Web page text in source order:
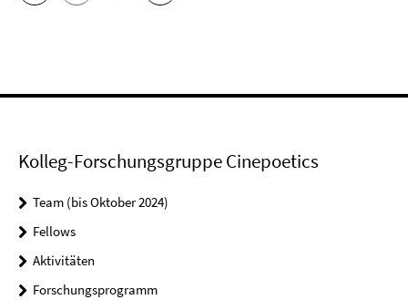
Kolleg-Forschungsgruppe Cinepoetics
Team (bis Oktober 2024)
Fellows
Aktivitäten
Forschungsprogramm